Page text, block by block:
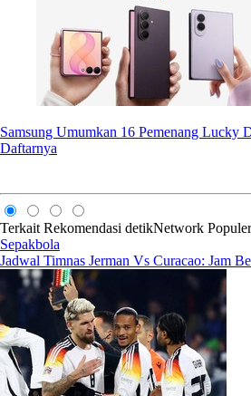
Samsung Umumkan 16 Pemenang Lucky
Daftarnya
Terkait Rekomendasi detikNetwork Populer
Sepakbola
Jadwal Timnas Jerman Vs Curacao: Jam